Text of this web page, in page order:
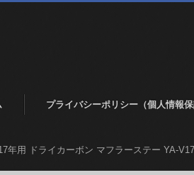
プライバシーポリシー（個人情報
年用 ドライカーボン マフラーステー YA-